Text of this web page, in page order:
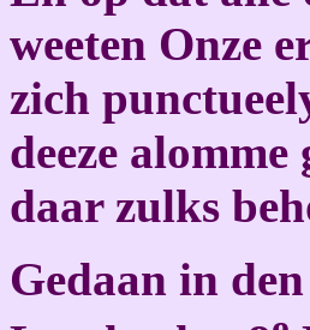
weeten Onze
zich
deeze
daar zulks
Gedaan in